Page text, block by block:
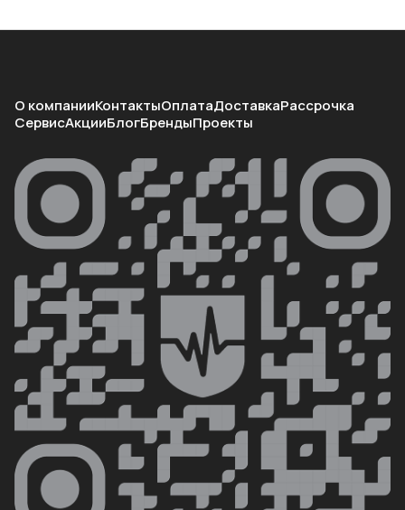
О компанииКонтактыОплатаДоставкаРассрочка
СервисАкцииБлогБрендыПроекты